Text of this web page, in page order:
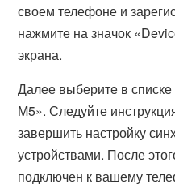
своем телефоне и
нажмите на значок
экрана.
Далее выберите в
M5». Следуйте
завершить настройку
устройствами. После
подключен к вашему